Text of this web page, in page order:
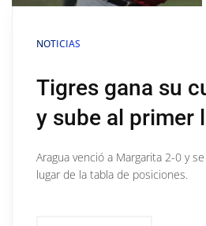
NOTICIAS
Tigres gana su
y sube al primer
Aragua venció a Margarita 2-0 y
lugar de la tabla de posiciones.